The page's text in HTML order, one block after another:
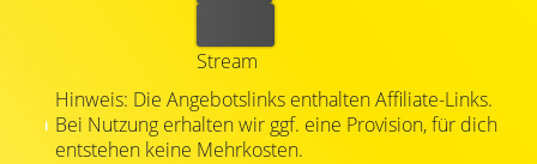
Stream
Hinweis: Die Angebotslinks enthalten Affiliate-Links.
Bei Nutzung erhalten wir ggf. eine Provision, für dich
entstehen keine Mehrkosten.